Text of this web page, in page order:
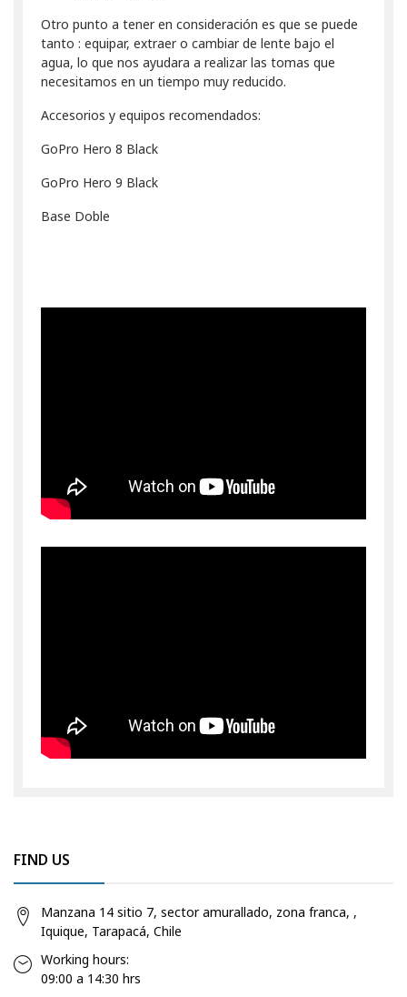
Otro punto a tener en consideración es que se puede
tanto : equipar, extraer o cambiar de lente bajo el
agua, lo que nos ayudara a realizar las tomas que
necesitamos en un tiempo muy reducido.
Accesorios y equipos recomendados:
GoPro Hero 8 Black
GoPro Hero 9 Black
Base Doble
FIND US
Manzana 14 sitio 7, sector amurallado, zona franca, ,
Iquique, Tarapacá, Chile
Working hours:
09:00 a 14:30 hrs